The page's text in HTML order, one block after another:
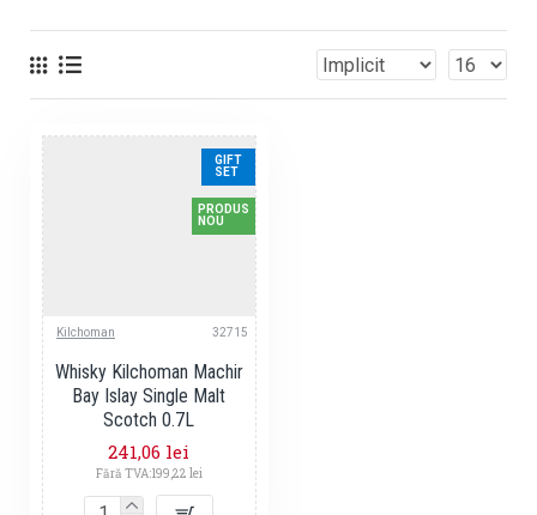
PRODUS
NOU
GIFT
SET
Kilchoman 32715
Whisky Kilchoman Machir
Bay Islay Single Malt
Scotch 0.7L
241,06 lei
Fără TVA:199,22 lei